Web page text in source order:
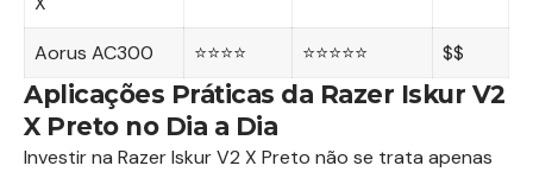
Aorus AC300
⭐⭐⭐⭐ ⭐⭐⭐⭐⭐ $$
Aplicações Práticas da Razer Iskur V2
X Preto no Dia a Dia
Investir na Razer Iskur V2 X Preto não se trata apenas